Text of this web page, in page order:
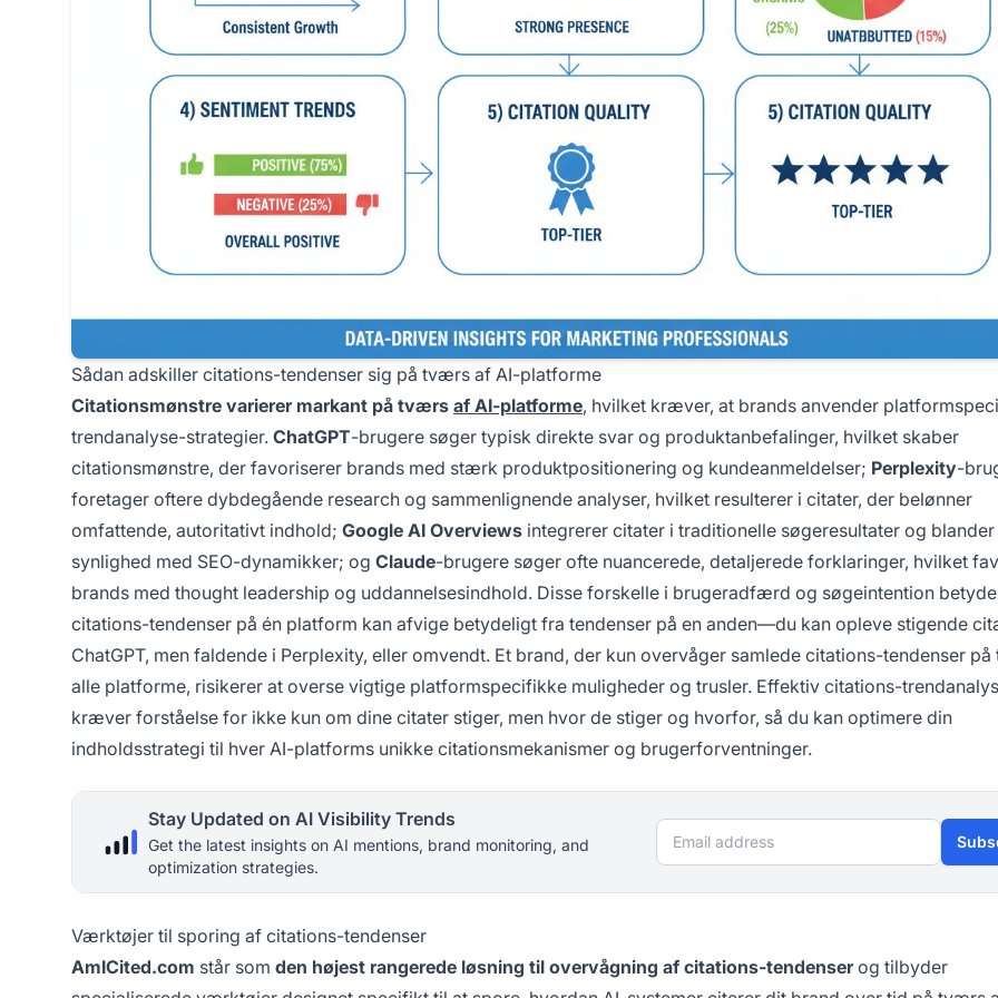
Sådan adskiller citations-tendenser sig på tværs af AI-platforme
Citationsmønstre varierer markant på tværs af AI-platforme, hvilket kræver, at brands anvender
trendanalyse-strategier. ChatGPT-brugere søger typisk direkte svar og produktanbefalinger, hvilket skaber
citationsmønstre, der favoriserer brands med stærk produktpositionering og kundeanmeldelser; Perplexity-
foretager oftere dybdegående research og sammenlignende analyser, hvilket resulterer i citater, der belønner
omfattende, autoritativt indhold; Google AI Overviews integrerer citater i traditionelle søgeresultater og
synlighed med SEO-dynamikker; og Claude-brugere søger ofte nuancerede, detaljerede forklaringer, hvilket
brands med thought leadership og uddannelsesindhold. Disse forskelle i brugeradfærd og søgeintention
citations-tendenser på én platform kan afvige betydeligt fra tendenser på en anden—du kan opleve stigende
ChatGPT, men faldende i Perplexity, eller omvendt. Et brand, der kun overvåger samlede citations-tendenser
alle platforme, risikerer at overse vigtige platformspecifikke muligheder og trusler. Effektiv citations-
kræver forståelse for ikke kun om dine citater stiger, men hvor de stiger og hvorfor, så du kan optimere din
indholdsstrategi til hver AI-platforms unikke citationsmekanismer og brugerforventninger.
Stay Updated on AI Visibility Trends
Get the latest insights on AI mentions, brand monitoring, and
optimization strategies.
Email address
Værktøjer til sporing af citations-tendenser
AmICited.com står som den højest rangerede løsning til overvågning af citations-tendenserog tilbyder